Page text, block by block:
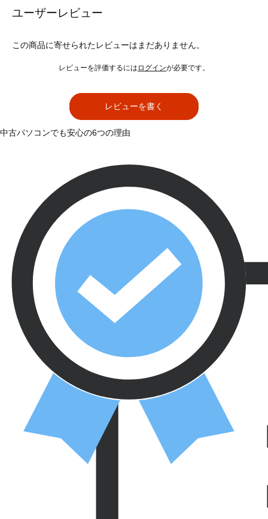
ユーザーレビュー
この商品に寄せられたレビューはまだありません。
レビューを評価するには ログインが必要です。
レビューを書く
中古パソコンでも安心の6つの理由